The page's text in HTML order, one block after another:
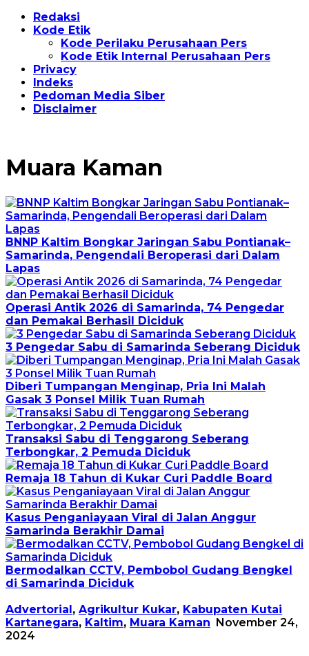
Redaksi
Kode Etik
Kode Perilaku Perusahaan Pers
Kode Etik Internal Perusahaan Pers
Privacy
Indeks
Pedoman Media Siber
Disclaimer
Muara Kaman
BNNP Kaltim Bongkar Jaringan Sabu Pontianak–
Samarinda, Pengendali Beroperasi dari Dalam
Lapas
Operasi Antik 2026 di Samarinda, 74 Pengedar
dan Pemakai Berhasil Diciduk
3 Pengedar Sabu di Samarinda Seberang Diciduk
Diberi Tumpangan Menginap, Pria Ini Malah
Gasak 3 Ponsel Milik Tuan Rumah
Transaksi Sabu di Tenggarong Seberang
Terbongkar, 2 Pemuda Diciduk
Remaja 18 Tahun di Kukar Curi Paddle Board
Kasus Penganiayaan Viral di Jalan Anggur
Samarinda Berakhir Damai
Bermodalkan CCTV, Pembobol Gudang Bengkel
di Samarinda Diciduk
Advertorial, Agrikultur Kukar, Kabupaten Kutai
Kartanegara, Kaltim, Muara Kaman November 24,
2024